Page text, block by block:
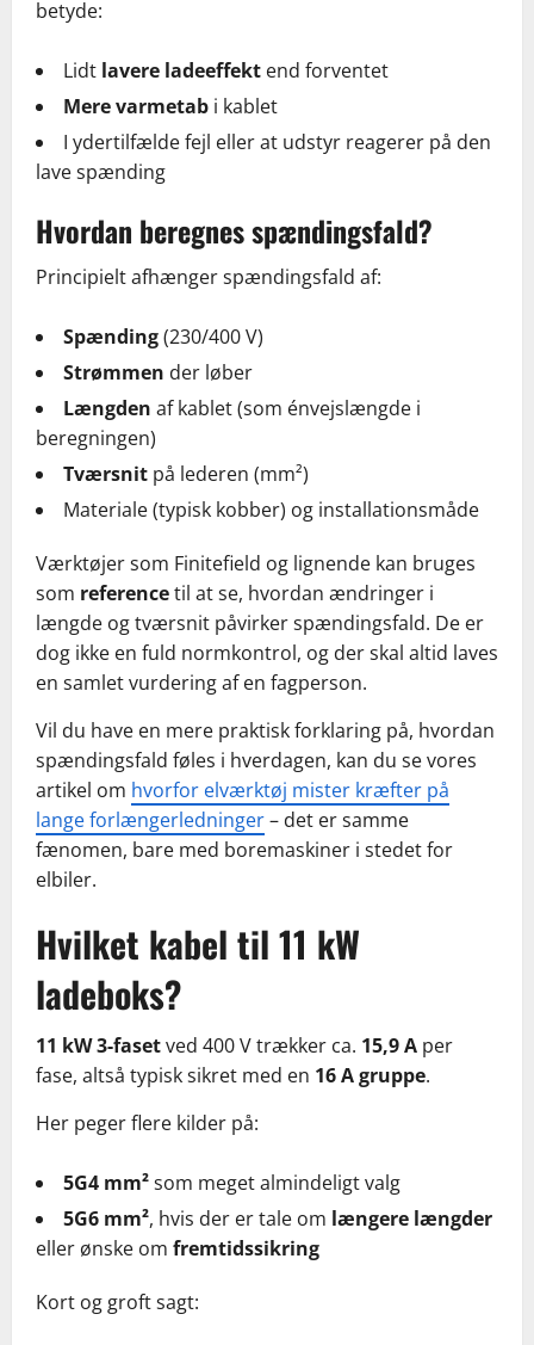
betyde:
Lidt lavere ladeeffekt end forventet
Mere varmetab i kablet
I ydertilfælde fejl eller at udstyr reagerer på den
lave spænding
Hvordan beregnes spændingsfald?
Principielt afhænger spændingsfald af:
Spænding(230/400 V)
Strømmen der løber
Længden af kablet (som énvejslængde i
beregningen)
Tværsnit på lederen (mm²)
Materiale (typisk kobber) og installationsmåde
Værktøjer som Finitefield og lignende kan bruges
som referencetil at se, hvordan ændringer i
længde og tværsnit påvirker spændingsfald. De er
dog ikke en fuld normkontrol, og der skal altid laves
en samlet vurdering af en fagperson.
Vil du have en mere praktisk forklaring på, hvordan
spændingsfald føles i hverdagen, kan du se vores
artikel om hvorfor elværktøj mister kræfter på
lange forlængerledninger– det er samme
fænomen, bare med boremaskiner i stedet for
elbiler.
Hvilket kabel til 11 kW
ladeboks?
11 kW 3-fasetved 400 V trækker ca. 15,9 A per
fase, altså typisk sikret med en 16 A gruppe.
Her peger flere kilder på:
5G4 mm²som meget almindeligt valg
5G6 mm², hvis der er tale om længere længder
eller ønske om fremtidssikring
Kort og groft sagt: